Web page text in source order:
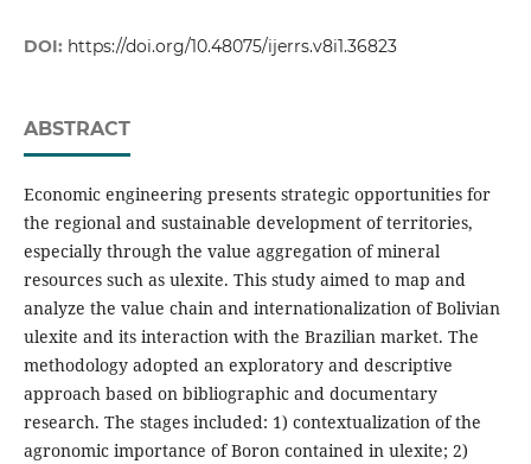
DOI: https://doi.org/10.48075/ijerrs.v8i1.36823
ABSTRACT
Economic engineering presents strategic opportunities for
the regional and sustainable development of territories,
especially through the value aggregation of mineral
resources such as ulexite. This study aimed to map and
analyze the value chain and internationalization of Bolivian
ulexite and its interaction with the Brazilian market. The
methodology adopted an exploratory and descriptive
approach based on bibliographic and documentary
research. The stages included: 1) contextualization of the
agronomic importance of Boron contained in ulexite; 2)